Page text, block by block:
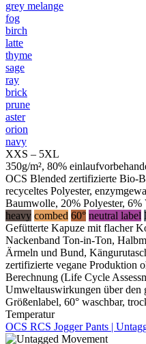
grey melange
fog
birch
latte
thyme
sage
ray
brick
prune
aster
orion
navy
XXS – 5XL
350g/m², 80%
OCS Blended zertifizierte Bio-
recyceltes Polyester,
Baumwolle, 20% Polyester, 6%
heavy combed 60° neutral label
Gefütterte Kapuze mit flacher
Nackenband Ton-in-Ton,
Ärmeln und Bund,
zertifizierte vegane Produktion
Berechnung (Life Cycle
Umweltauswirkungen über den
Größenlabel, 60° waschbar,
Temperatur
OCS RCS Jogger Pants |